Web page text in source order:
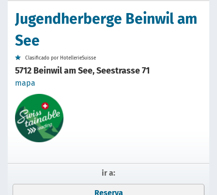
Jugendherberge Beinwil am
See
Clasificado por HotellerieSuisse
5712 Beinwil am See, Seestrasse 71
mapa
ir a:
Reserva